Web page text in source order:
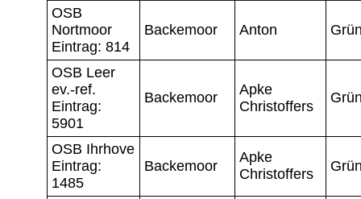
OSB
Nortmoor
Eintrag: 814
Backemoor Anton
OSB Leer
ev.-ref.
Eintrag:
5901
Backemoor
Apke
Christoffers
OSB Ihrhove
Eintrag:
1485
Backemoor
Apke
Christoffers